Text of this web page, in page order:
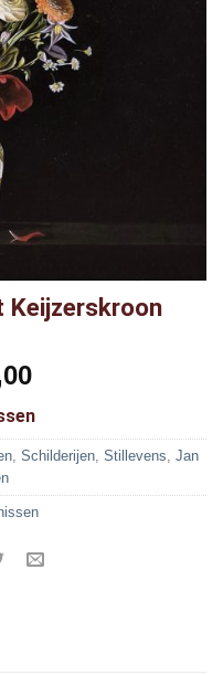
Keijzerskroon
, Schilderijen, Stillevens Jan